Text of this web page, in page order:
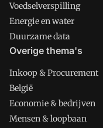
Voedselverspilling
Energie en water
Duurzame data
Overige thema's
Inkoop & Procurement
België
Economie & bedrijven
Mensen & loopbaan